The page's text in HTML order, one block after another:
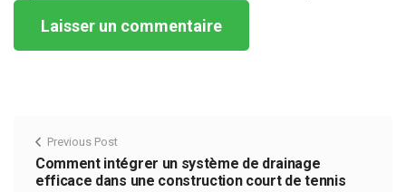
Previous Post
Comment intégrer un système de drainage
efficace dans une construction court de tennis